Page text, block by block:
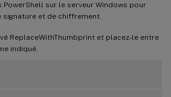
PowerShell sur le serveur Windows pour
et de chiffrement.
ReplaceWithThumbprint et placez-le entre
indiqué.